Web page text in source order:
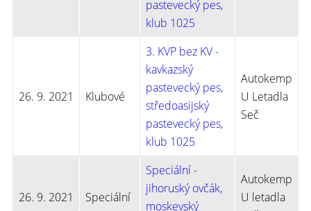
pastevecký pes,
klub 1025
26. 9. 2021 Klubové
3. KVP bez KV -
kavkazský
pastevecký pes,
středoasijský
pastevecký pes,
klub 1025
Autokemp
U Letadla
Seč
26. 9. 2021 Speciální
Speciální -
jihoruský ovčák,
moskevský
Autokemp
U letadla